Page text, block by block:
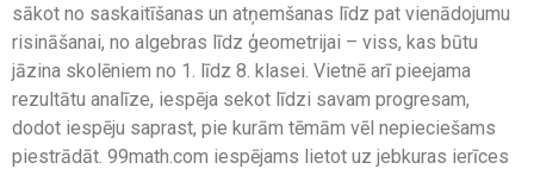
sākot no saskaitīšanas un atņemšanas līdz pat vienādojumu
risināšanai, no algebras līdz ģeometrijai – viss, kas būtu
jāzina skolēniem no 1. līdz 8. klasei. Vietnē arī pieejama
rezultātu analīze, iespēja sekot līdzi savam progresam,
dodot iespēju saprast, pie kurām tēmām vēl nepieciešams
piestrādāt. 99math.com iespējams lietot uz jebkuras ierīces